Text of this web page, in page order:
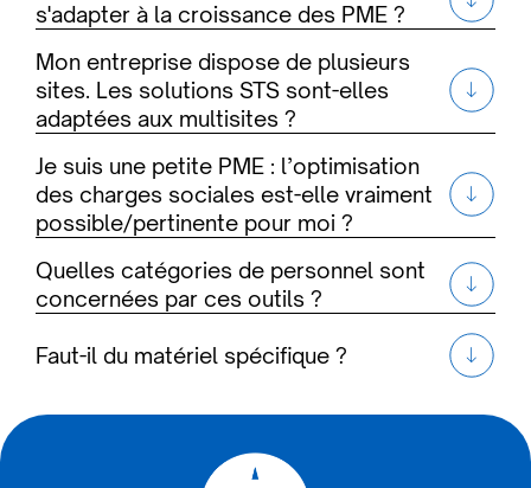
s'adapter à la croissance des PME ?
Mon entreprise dispose de plusieurs
sites. Les solutions STS sont-elles
adaptées aux multisites ?
Je suis une petite PME : l’optimisation
des charges sociales est-elle vraiment
possible/pertinente pour moi ?
Quelles catégories de personnel sont
concernées par ces outils ?
Faut-il du matériel spécifique ?